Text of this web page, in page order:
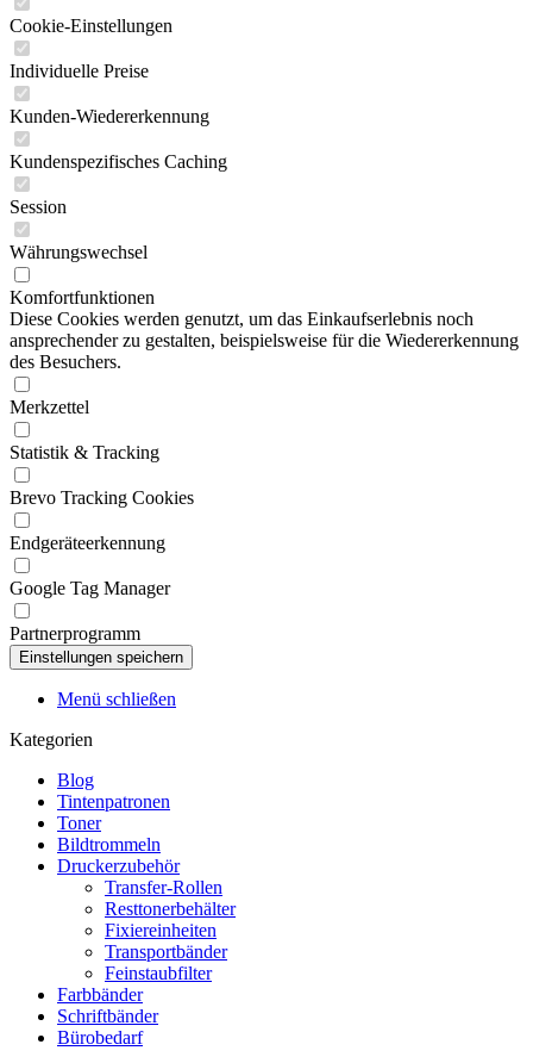
Cookie-Einstellungen
Individuelle Preise
Kunden-Wiedererkennung
Kundenspezifisches Caching
Session
Währungswechsel
Komfortfunktionen
Diese Cookies werden genutzt, um das Einkaufserlebnis noch
ansprechender zu gestalten, beispielsweise für die Wiedererkennung
des Besuchers.
Merkzettel
Statistik & Tracking
Brevo Tracking Cookies
Endgeräteerkennung
Google Tag Manager
Partnerprogramm
Menü schließen
Kategorien
Blog
Tintenpatronen
Toner
Bildtrommeln
Druckerzubehör
Transfer-Rollen
Resttonerbehälter
Fixiereinheiten
Transportbänder
Feinstaubfilter
Farbbänder
Schriftbänder
Bürobedarf